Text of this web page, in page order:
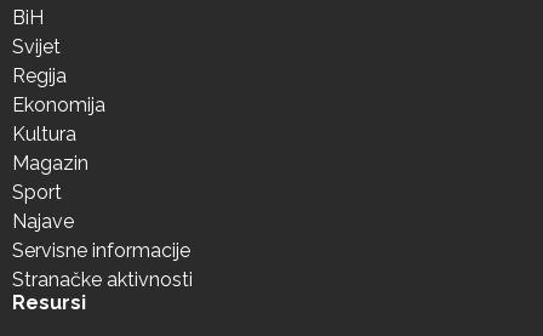
BiH
Svijet
Regija
Ekonomija
Kultura
Magazin
Sport
Najave
Servisne informacije
Stranačke aktivnosti
Resursi